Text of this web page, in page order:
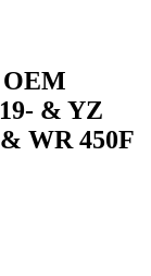
& YZ
WR 450F